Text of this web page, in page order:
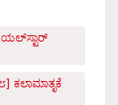
ಕಲಾಮಾತೃಕೆ